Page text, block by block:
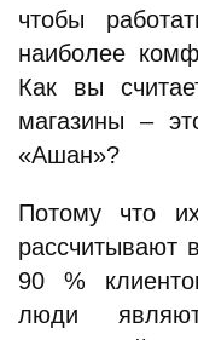
чтобы
наиболее
Как вы
магазины –
«Ашан»?
Потому что
рассчитывают
90 %
люди